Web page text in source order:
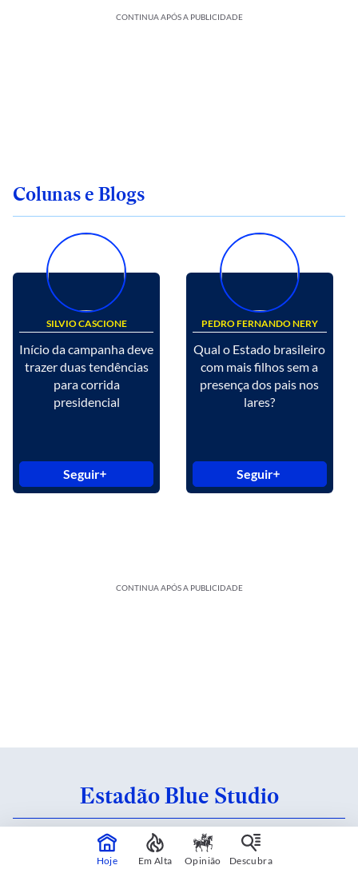
CONTINUA APÓS A PUBLICIDADE
Colunas e Blogs
SILVIO CASCIONE
Início da campanha deve
trazer duas tendências
para corrida
presidencial
Seguir
PEDRO FERNANDO NERY
Qual o Estado brasileiro
com mais filhos sem a
presença dos pais nos
lares?
Seguir
CONTINUA APÓS A PUBLICIDADE
Estadão Blue Studio
Conteúdo criado em parceria com patrocinadores.
Saiba mais
Hoje Em Alta Opinião Descubra